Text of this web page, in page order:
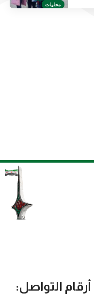
محليات
أرقام التواصل: